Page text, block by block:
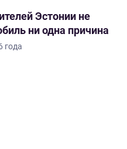
Эстонии не
ни одна причина
года